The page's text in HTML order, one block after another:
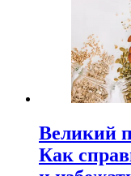
Великий
Как